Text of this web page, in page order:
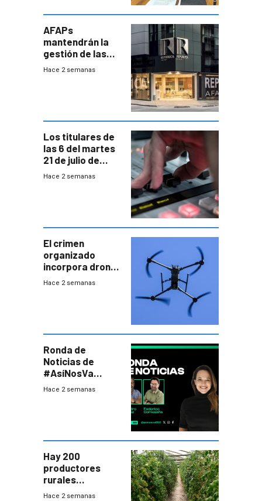
AFAPs
mantendrán la
gestión de las
cuentas
Hace 2 semanas
Los titulares de
las 6 del martes
21 de julio de
2026
Hace 2 semanas
El crimen
organizado
incorpora drones
y abre un nuevo
Hace 2 semanas
Ronda de
Noticias de
#AsíNosVa
(20/7/26)
Hace 2 semanas
Hay 200
productores
rurales
afectados tras
Hace 2 semanas